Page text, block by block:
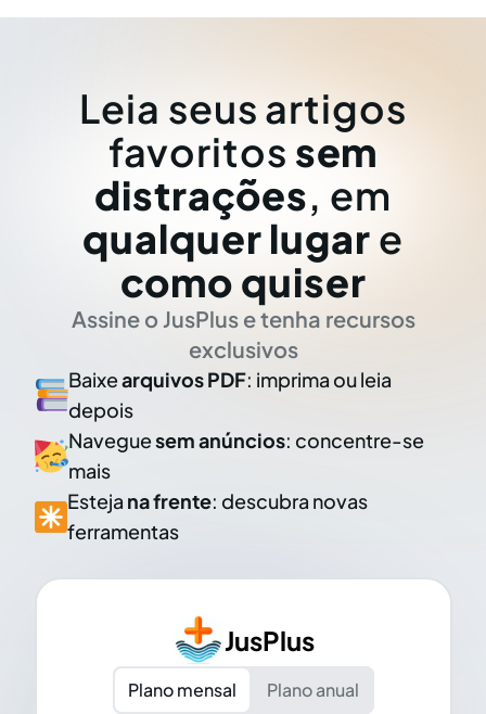
Leia seus artigos
favoritos sem
distrações, em
qualquer lugar e
como quiser
Assine o JusPlus e tenha recursos
exclusivos
Baixearquivos PDF: imprima ou leia
depois
Naveguesem anúncios: concentre-se
mais
Esteja na frente: descubra novas
ferramentas
JusPlus
Plano mensal
Plano anual